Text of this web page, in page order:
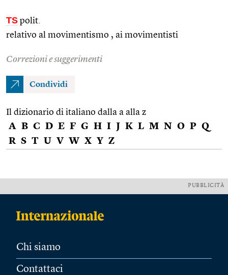
TS polit.
relativo al movimentismo , ai movimentisti
Correzioni e suggerimenti
Condividi
Il dizionario di italiano dalla a alla z
A B C D E F G H I J K L M N O P Q
R S T U V W X Y Z
PUBBLICITÀ
Chi siamo
Contattaci